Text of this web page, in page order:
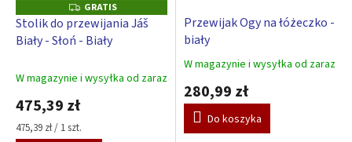
G
R
A
T
GRATIS
Stolik do przewijania Jáš
Biały - Słoń - Biały
W magazynie i wysyłka od zaraz
475,39 zł
Cena
475,39 zł / 1 szt.
Przewijak Ogy na łóżeczko -
biały
Średnia
produktu
wynosi
5,0
W magazynie i wysyłka od zaraz
280,99 zł
Do koszyka